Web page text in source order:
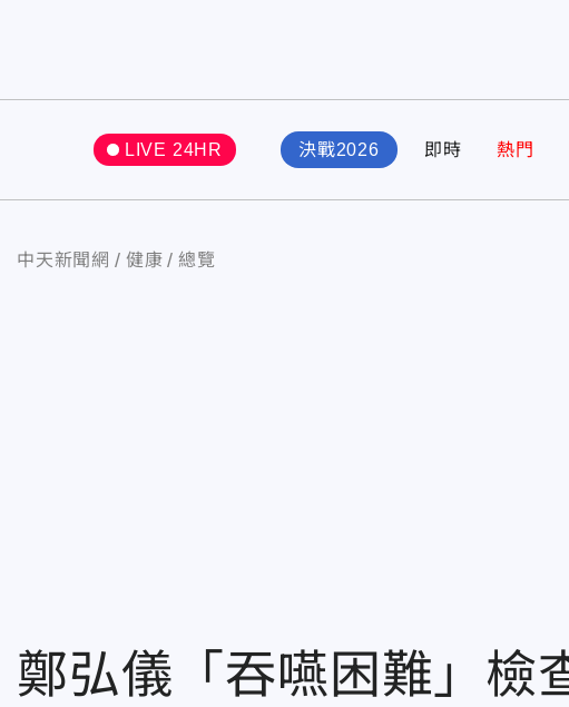
LIVE 24HR 決戰2026 即時 熱門
中天新聞網 健康 總覽
鄭弘儀「吞嚥困難」檢